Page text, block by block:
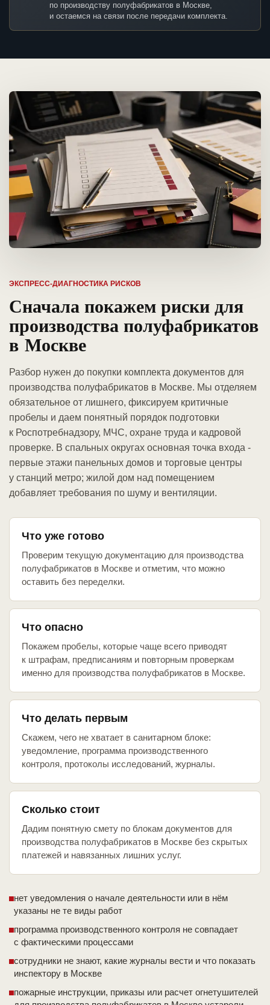
по производству полуфабрикатов в Москве,
и остаемся на связи после передачи комплекта.
ЭКСПРЕСС-ДИАГНОСТИКА РИСКОВ
Сначала покажем риски для
производства полуфабрикатов
в Москве
Разбор нужен до покупки комплекта документов для
производства полуфабрикатов в Москве. Мы отделяем
обязательное от лишнего, фиксируем критичные
пробелы и даем понятный порядок подготовки
к Роспотребнадзору, МЧС, охране труда и кадровой
проверке. В спальных округах основная точка входа -
первые этажи панельных домов и торговые центры
у станций метро; жилой дом над помещением
добавляет требования по шуму и вентиляции.
Что уже готово
Проверим текущую документацию для производства
полуфабрикатов в Москве и отметим, что можно
оставить без переделки.
Что опасно
Покажем пробелы, которые чаще всего приводят
к штрафам, предписаниям и повторным проверкам
именно для производства полуфабрикатов в Москве.
Что делать первым
Скажем, чего не хватает в санитарном блоке:
уведомление, программа производственного
контроля, протоколы исследований, журналы.
Сколько стоит
Дадим понятную смету по блокам документов для
производства полуфабрикатов в Москве без скрытых
платежей и навязанных лишних услуг.
нет уведомления о начале деятельности или в нём
указаны не те виды работ
программа производственного контроля не совпадает
с фактическими процессами
сотрудники не знают, какие журналы вести и что показать
инспектору в Москве
пожарные инструкции, приказы или расчет огнетушителей